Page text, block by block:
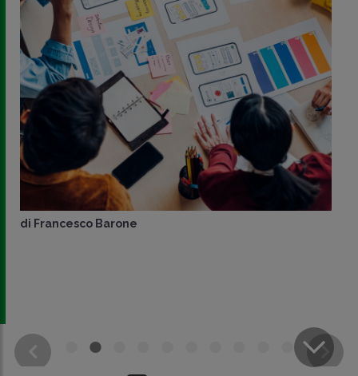
CONDIVIDI
di Francesco Barone